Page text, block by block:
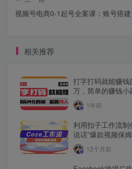
视频号电商0-1起号全案课：账号搭
相关推荐
打字打码就能赚
万，简单的赚钱小
1年前
利用扣子工作流制
说话”爆款视频保
12个月前